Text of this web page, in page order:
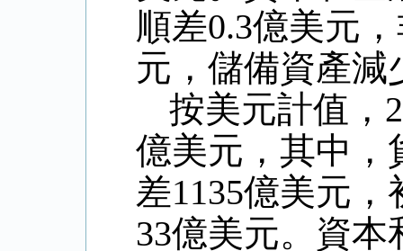
順差0.3億美元
元，儲備資產減
按美元計值，
億美元，其中，
差1135億美元，
33億美元。資本